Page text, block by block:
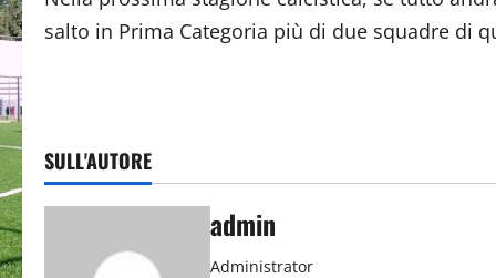
salto in Prima Categoria più di due squadre di
SULL'AUTORE
admin
Administrator